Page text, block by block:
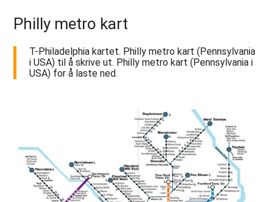
Philly metro kart
T-Philadelphia kartet. Philly metro kart (Pennsylvania
i USA) til å skrive ut. Philly metro kart (Pennsylvania i
USA) for å laste ned.